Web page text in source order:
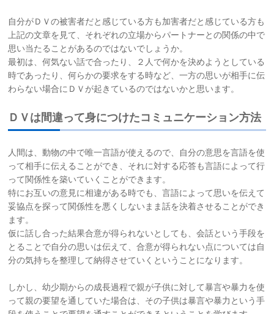
採用情報
カウンセリング予約
お問い合わせ
サイトマップ
リンク集
お知らせ
自分がＤＶの被害者だと感じている方も加害者だと感じている方も
上記の文章を見て、それぞれの立場からパートナーとの関係の中で
思い当たることがあるのではないでしょうか。
最初は、何気ない話で合ったり、２人で何かを決めようとしている
時であったり、何らかの要求をする時など、一方の思いが相手に伝
わらない場合にＤＶが起きているのではないかと思います。
ＤＶは間違って身につけたコミュニケーション方法
人間は、動物の中で唯一言語が使えるので、自分の意思を言語を使
って相手に伝えることができ、それに対する応答も言語によって行
って関係性を築いていくことができます。
特にお互いの意見に相違がある時でも、言語によって思いを伝えて
妥協点を探って関係性を悪くしないまま話を決着させることができ
ます。
仮に話し合った結果合意が得られないとしても、会話という手段を
とることで自分の思いは伝えて、合意が得られない点については自
分の気持ちを整理して納得させていくということになります。
しかし、幼少期からの成長過程で親が子供に対して暴言や暴力を使
って親の要望を通していた場合は、その子供は暴言や暴力という手